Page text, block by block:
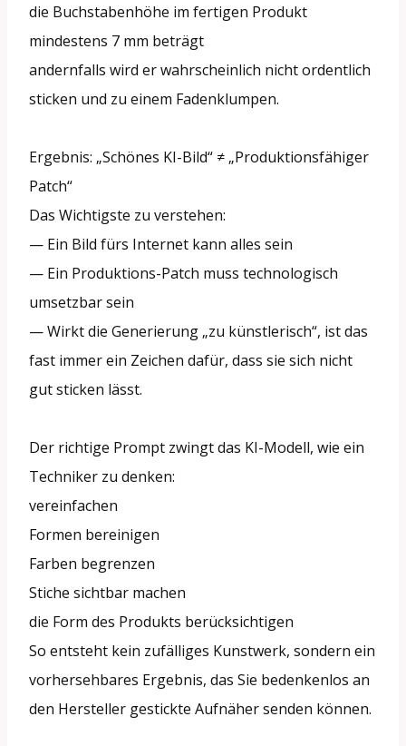
die Buchstabenhöhe im fertigen Produkt
mindestens 7 mm beträgt
andernfalls wird er wahrscheinlich nicht ordentlich
sticken und zu einem Fadenklumpen.
Ergebnis: „Schönes KI-Bild“ ≠ „Produktionsfähiger
Patch“
Das Wichtigste zu verstehen:
— Ein Bild fürs Internet kann alles sein
— Ein Produktions-Patch muss technologisch
umsetzbar sein
— Wirkt die Generierung „zu künstlerisch“, ist das
fast immer ein Zeichen dafür, dass sie sich nicht
gut sticken lässt.
Der richtige Prompt zwingt das KI-Modell, wie ein
Techniker zu denken:
vereinfachen
Formen bereinigen
Farben begrenzen
Stiche sichtbar machen
die Form des Produkts berücksichtigen
So entsteht kein zufälliges Kunstwerk, sondern ein
vorhersehbares Ergebnis, das Sie bedenkenlos an
den Hersteller gestickte Aufnäher senden können.